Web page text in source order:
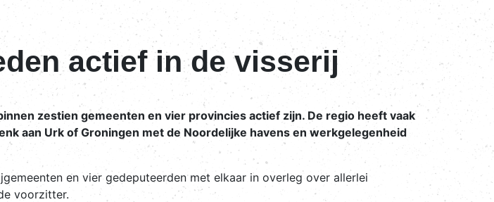
actief in de visserij
zestien gemeenten en vier provincies actief zijn. De regio heeft vaak
aan Urk of Groningen met de Noordelijke havens en werkgelegenheid
en vier gedeputeerden met elkaar in overleg over allerlei
voorzitter.